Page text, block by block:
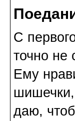
С
точно не
Ему
шишечки,
даю,